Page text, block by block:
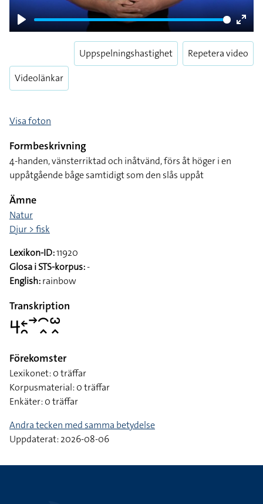
Play
Enter
Videolänkar
Uppspelningshastighet Repetera video
Visa foton
Formbeskrivning
4-handen, vänsterriktad och inåtvänd, förs åt höger i en
uppåtgående båge samtidigt som den slås uppåt
Ämne
Natur
Djur > fisk
Lexikon-ID:11920
Glosa i STS-korpus:-
English:rainbow
Transkription
􌦪􌥓􌥘􌥣􌥯􌥿􌥱􌥿
Förekomster
Lexikonet: 0 träffar
Korpusmaterial: 0 träffar
Enkäter: 0 träffar
Andra tecken med samma betydelse
Uppdaterat: 2026-08-06